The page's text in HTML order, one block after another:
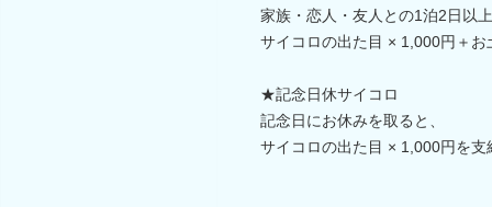
家族・恋人・友人との1泊2日以
サイコロの出た目 × 1,000円＋お
★記念日休サイコロ
記念日にお休みを取ると、
サイコロの出た目 × 1,000円を支